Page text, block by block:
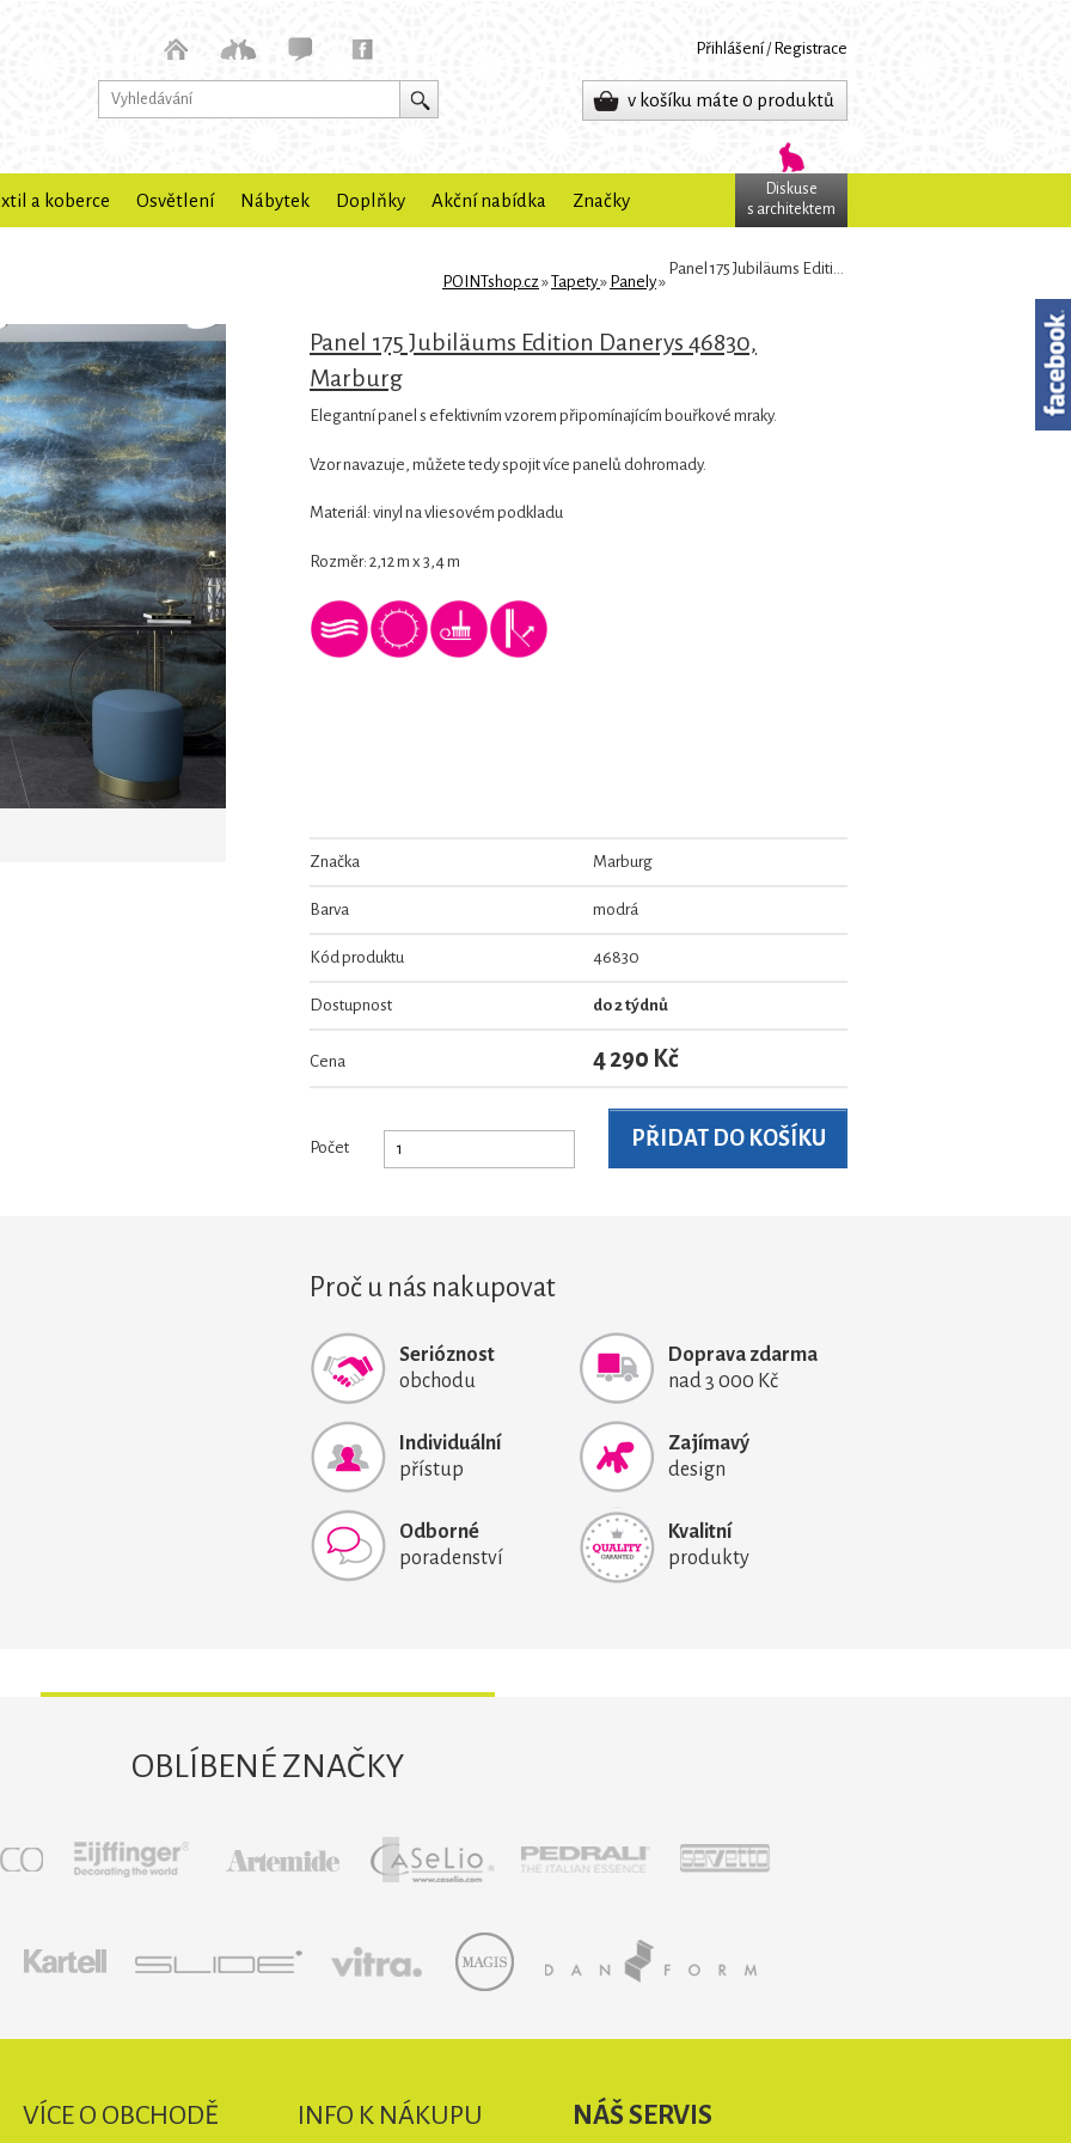
Přihlášení/ Registrace
v košíku máte 0 produktů
a koberce Osvětlení Nábytek Doplňky Akční nabídka Značky
Diskuse
s architektem
POINTshop.cz »Tapety» Panely»
Panel 175 Jubiläums Edition Danerys 46830, Marburg
Panel 175 Jubiläums Edition Danerys 46830,
Marburg
Elegantní panel s efektivním vzorem připomínajícím bouřkové mraky.
Vzor navazuje, můžete tedy spojit více panelů dohromady.
Materiál: vinyl na vliesovém podkladu
Rozměr: 2,12 m x 3,4 m
Značka Marburg
Barva modrá
Kód produktu 46830
Dostupnost do 2 týdnů
Cena 4 290 Kč
Počet
Proč u nás nakupovat
Serióznost
obchodu
Doprava zdarma
nad 3 000 Kč
Individuální
přístup
Zajímavý
design
Odborné
poradenství
Kvalitní
produkty
OBLÍBENÉ ZNAČKY
VÍCE O OBCHODĚ INFO K NÁKUPU NÁŠ SERVIS